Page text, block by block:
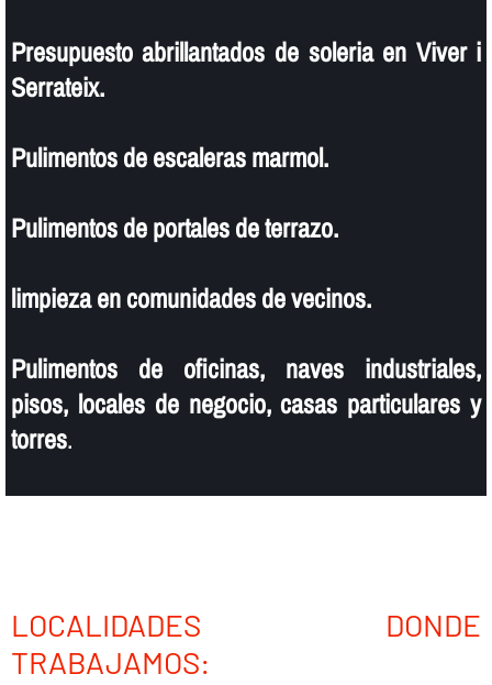
Presupuesto abrillantados de soleria en Viver i
Serrateix.
Pulimentos de escaleras marmol.
Pulimentos de portales de terrazo.
limpieza en comunidades de vecinos.
Pulimentos de oficinas, naves industriales,
pisos, locales de negocio, casas particulares y
torres.
LOCALIDADES DONDE
TRABAJAMOS: